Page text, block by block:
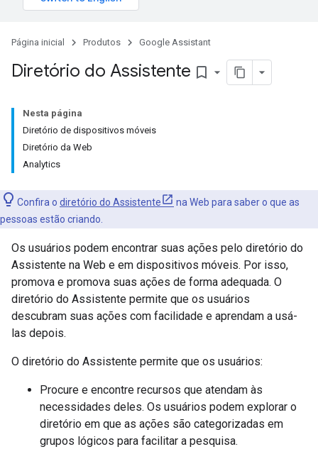
Página inicial Produtos Google Assistant
Diretório do Assistente bookmark_border
Nesta página
Diretório de dispositivos móveis
Diretório da Web
Analytics
Confira o diretório do Assistente
na Web para saber o que as
pessoas estão criando.
Os usuários podem encontrar suas ações pelo diretório do
Assistente na Web e em dispositivos móveis. Por isso,
promova e promova suas ações de forma adequada. O
diretório do Assistente permite que os usuários
descubram suas ações com facilidade e aprendam a usá-
las depois.
O diretório do Assistente permite que os usuários:
Procure e encontre recursos que atendam às
necessidades deles. Os usuários podem explorar o
diretório em que as ações são categorizadas em
grupos lógicos para facilitar a pesquisa.